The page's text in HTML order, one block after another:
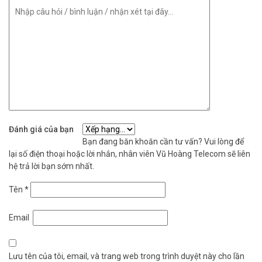
Thông số kỹ thuật ổ cứng giám sát 1TB
Hikvision DS10HKVS-VX2
– Model DS-10HKVS-VX2
– Dung lượng: 1TB
– Loại ổ cứng: HDD gắn trong – Chuyên dụng giám sát
– Số camera hỗ trợ: Lên đến 32 camera HD
– Bộ nhớ đệm (Cache): 128 MB
– Khả năng chịu tải: 180 TB/năm
– Độ tin cậy (MTTF): 1.000.000 giờ
Đánh giá của bạn
Bạn đang băn khoăn cần tư vấn? Vui lòng để
lại số điện thoại hoặc lời nhắn, nhân viên Vũ Hoàng Telecom sẽ liên
hệ trả lời bạn sớm nhất.
Tên *
Email
Lưu tên của tôi, email, và trang web trong trình duyệt này cho lần